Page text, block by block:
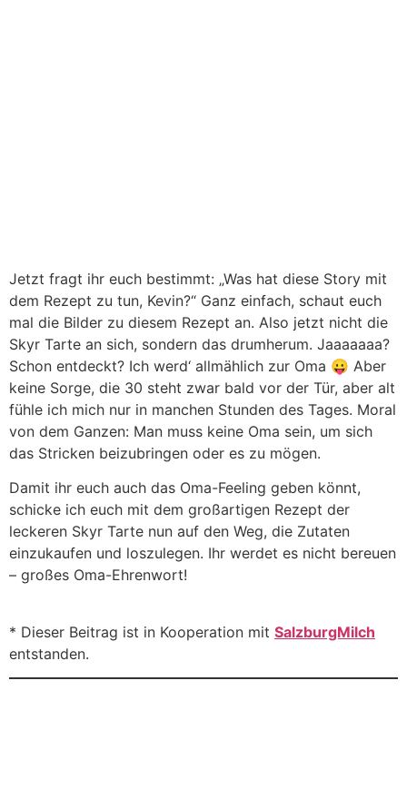
Jetzt fragt ihr euch bestimmt: „Was hat diese Story mit
dem Rezept zu tun, Kevin?“ Ganz einfach, schaut euch
mal die Bilder zu diesem Rezept an. Also jetzt nicht die
Skyr Tarte an sich, sondern das drumherum. Jaaaaaaa?
Schon entdeckt? Ich werd‘ allmählich zur Oma 😛 Aber
keine Sorge, die 30 steht zwar bald vor der Tür, aber alt
fühle ich mich nur in manchen Stunden des Tages. Moral
von dem Ganzen: Man muss keine Oma sein, um sich
das Stricken beizubringen oder es zu mögen.
Damit ihr euch auch das Oma-Feeling geben könnt,
schicke ich euch mit dem großartigen Rezept der
leckeren Skyr Tarte nun auf den Weg, die Zutaten
einzukaufen und loszulegen. Ihr werdet es nicht bereuen
– großes Oma-Ehrenwort!
* Dieser Beitrag ist in Kooperation mit SalzburgMilch
entstanden.